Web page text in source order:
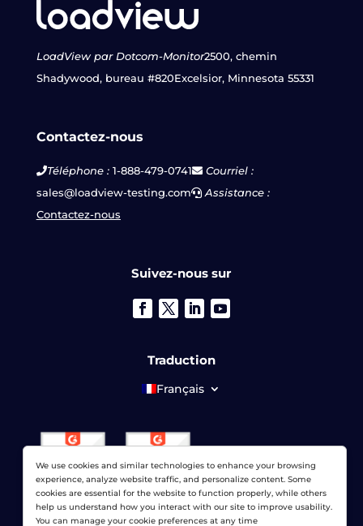
LoadView par Dotcom-Monitor2500, chemin
Shadywood, bureau #820Excelsior, Minnesota 55331
Contactez-nous
Téléphone :1-888-479-0741
Courriel :
sales@loadview-testing.com
Assistance :
Contactez-nous
Suivez-nous sur
Traduction
Français
We use cookies and similar technologies to enhance your browsing
experience, analyze website traffic, and personalize content. Some
cookies are essential for the website to function properly, while others
help us understand how you interact with our site to improve usability.
You can manage your cookie preferences at any time